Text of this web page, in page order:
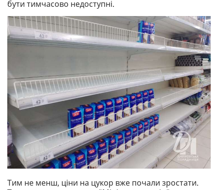
бути тимчасово недоступні.
Тим не менш, ціни на цукор вже почали зростати.